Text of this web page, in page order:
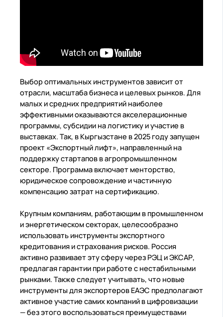
Выбор оптимальных инструментов зависит от
отрасли, масштаба бизнеса и целевых рынков. Для
малых и средних предприятий наиболее
эффективными оказываются акселерационные
программы, субсидии на логистику и участие в
выставках. Так, в Кыргызстане в 2025 году запущен
проект «Экспортный лифт», направленный на
поддержку стартапов в агропромышленном
секторе. Программа включает менторство,
юридическое сопровождение и частичную
компенсацию затрат на сертификацию.
Крупным компаниям, работающим в промышленном
и энергетическом секторах, целесообразно
использовать инструменты экспортного
кредитования и страхования рисков. Россия
активно развивает эту сферу через РЭЦ и ЭКСАР,
предлагая гарантии при работе с нестабильными
рынками. Также следует учитывать, что новые
инструменты для экспортеров ЕАЭС предполагают
активное участие самих компаний в цифровизации
— без этого воспользоваться преимуществами